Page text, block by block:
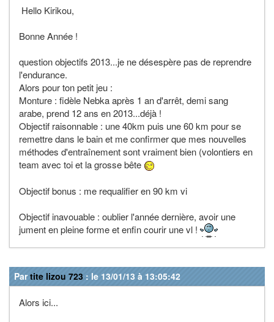
Hello Kirikou,
Bonne Année !
question objectifs 2013...je ne désespère pas de reprendre
l'endurance.
Alors pour ton petit jeu :
Monture : fidèle Nebka après 1 an d'arrêt, demi sang
arabe, prend 12 ans en 2013...déjà !
Objectif raisonnable : une 40km puis une 60 km pour se
remettre dans le bain et me confirmer que mes nouvelles
méthodes d'entraînement sont vraiment bien (volontiers en
team avec toi et la grosse bête
Objectif bonus : me requalifier en 90 km vi
Objectif inavouable : oublier l'année dernière, avoir une
jument en pleine forme et enfin courir une vl !
Partite lizou 723 : le 13/01/13 à 13:05:42
Alors ici...